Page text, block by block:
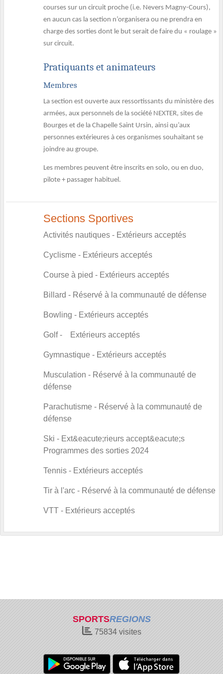
courses sur un circuit proche (i.e. Nevers Magny-Cours),
en aucun cas la section n’organisera ou ne prendra en
charge des sorties dont le but serait de faire du « roulage »
sur circuit.
Pratiquants et animateurs
Membres
La section est ouverte aux ressortissants du ministère des
armées, aux personnels de la société NEXTER, sites de
Bourges et de la Chapelle Saint Ursin, ainsi qu’aux
personnes extérieures à ces organismes souhaitant se
joindre au groupe.
Les membres peuvent être inscrits en solo, ou en duo,
pilote + passager habituel.
Sections Sportives
Activités nautiques - Extérieurs acceptés
Cyclisme - Extérieurs acceptés
Course à pied - Extérieurs acceptés
Billard - Réservé à la communauté de défense
Bowling - Extérieurs acceptés
Golf - Extérieurs acceptés
Gymnastique - Extérieurs acceptés
Musculation - Réservé à la communauté de
défense
Parachutisme - Réservé à la communauté de
défense
Ski - Ext&eacute;rieurs accept&eacute;s
Programmes des sorties 2024
Tennis - Extérieurs acceptés
Tir à l'arc - Réservé à la communauté de défense
VTT - Extérieurs acceptés
SPORTSREGIONS
75834visites